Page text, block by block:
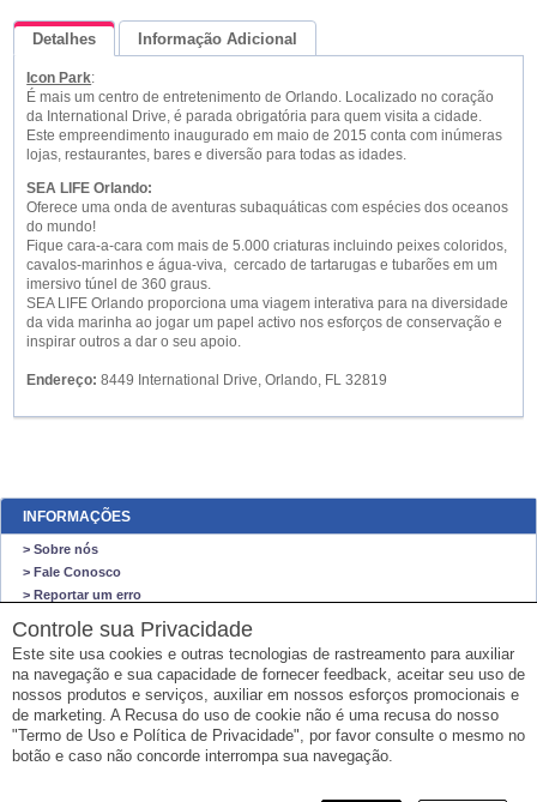
Detalhes Informação Adicional
Queremos Saber Sua Opinião
Icon Park:
É mais um centro de entretenimento de Orlando. Localizado no coração
da International Drive, é parada obrigatória para quem visita a cidade.
Este empreendimento inaugurado em maio de 2015 conta com inúmeras
lojas, restaurantes, bares e diversão para todas as idades.
SEA LIFE Orlando:
Oferece uma onda de aventuras subaquáticas com espécies dos oceanos
do mundo!
Fique cara-a-cara com mais de 5.000 criaturas incluindo peixes coloridos,
cavalos-marinhos e água-viva, cercado de tartarugas e tubarões em um
imersivo túnel de 360 graus.
SEA LIFE Orlando proporciona uma viagem interativa para na diversidade
da vida marinha ao jogar um papel activo nos esforços de conservação e
inspirar outros a dar o seu apoio.
Endereço:8449 International Drive, Orlando, FL 32819
INFORMAÇÕES
> Sobre nós
> Fale Conosco
> Reportar um erro
O NEGO VIAJA STORE
O Nego Viaja Store
VENDAS SOMENTE ONLINE
Email: sempre@onegoviaja.com
CPF: 732.652.150-67
Controle sua Privacidade
Este site usa cookies e outras tecnologias de rastreamento para auxiliar
na navegação e sua capacidade de fornecer feedback, aceitar seu uso de
nossos produtos e serviços, auxiliar em nossos esforços promocionais e
de marketing. A Recusa do uso de cookie não é uma recusa do nosso
"Termo de Uso e Política de Privacidade", por favor consulte o mesmo no
botão e caso não concorde interrompa sua navegação.